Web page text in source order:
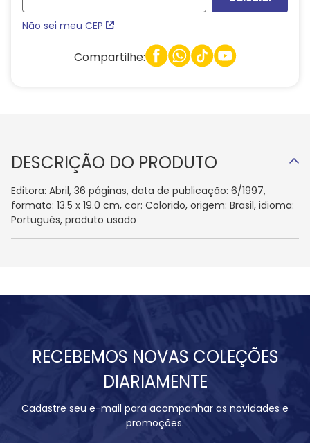
Não sei meu CEP
Compartilhe:
DESCRIÇÃO DO PRODUTO
Editora: Abril, 36 páginas, data de publicação: 6/1997,
formato: 13.5 x 19.0 cm, cor: Colorido, origem: Brasil, idioma:
Português, produto usado
RECEBEMOS NOVAS COLEÇÕES
DIARIAMENTE
Cadastre seu e-mail para acompanhar as novidades e
promoções.